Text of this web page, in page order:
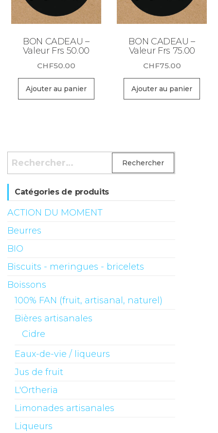
BON CADEAU –
Valeur Frs 50.00
CHF50.00
Ajouter au panier
BON CADEAU –
Valeur Frs 75.00
CHF75.00
Ajouter au panier
Rechercher :
Catégories de produits
ACTION DU MOMENT
Beurres
BIO
Biscuits - meringues - bricelets
Boissons
100% FAN (fruit, artisanal, naturel)
Bières artisanales
Cidre
Eaux-de-vie / liqueurs
Jus de fruit
L'Ortheria
Limonades artisanales
Liqueurs